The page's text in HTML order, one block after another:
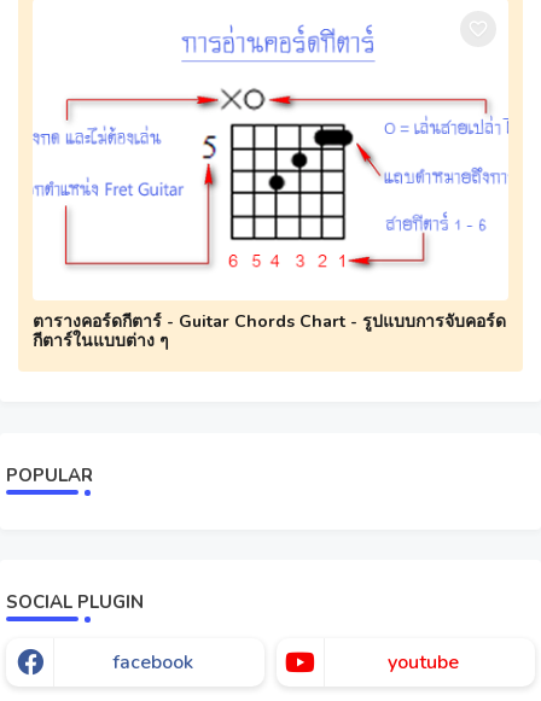
ตารางคอร์ดกีตาร์ - Guitar Chords Chart - รูปแบบการจับคอร์ด
กีตาร์ในแบบต่าง ๆ
POPULAR
SOCIAL PLUGIN
facebook youtube